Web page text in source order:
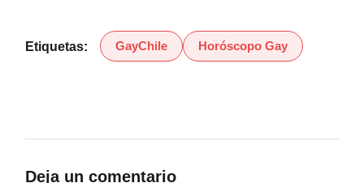
Etiquetas: GayChile Horóscopo Gay
Deja un comentario